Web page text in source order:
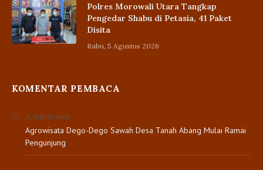
Polres Morowali Utara Tangkap
Pengedar Shabu di Petasia, 41 Paket
Disita
Rabu, 5 Agustus 2026
KOMENTAR PEMBACA
JUNAEDIpada
Agrowisata Dego-Dego Sawah Desa Tanah Abang Mulai Ramai
Pengunjung